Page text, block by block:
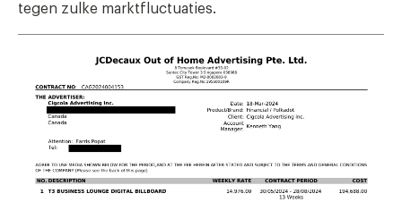
tegen zulke marktfluctuaties.